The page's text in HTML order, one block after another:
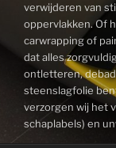
verwijderen van
oppervlakken. Of
carwrapping of
dat alles
ontletteren,
steenslagfolie
verzorgen wij het
schaplabels) en